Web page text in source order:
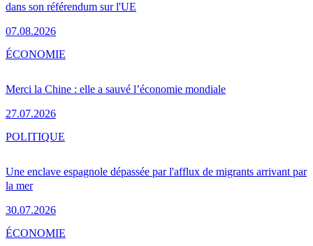
dans son référendum sur l'UE
07.08.2026
Merci la Chine : elle a sauvé l’économie mondiale
27.07.2026
ÉCONOMIE
Une enclave espagnole dépassée par l'afflux de migrants arrivant par
la mer
30.07.2026
POLITIQUE
ÉCONOMIE